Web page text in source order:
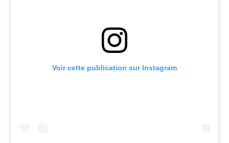
Voir cette publication sur Instagram